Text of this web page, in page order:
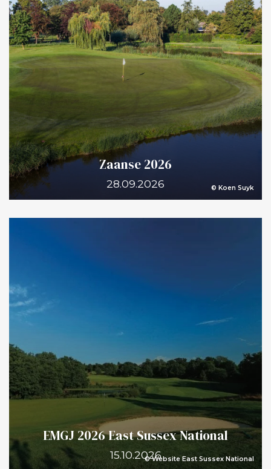
© Koen Suyk
Zaanse 2026
28.09.2026
© Website East Sussex National
EMGJ 2026 East Sussex National
15.10.2026